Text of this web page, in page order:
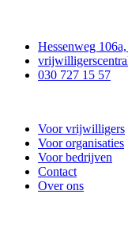
Hessenweg
030 727 15 57
Voor vrijwilligers
Voor organisaties
Voor bedrijven
Contact
Over ons